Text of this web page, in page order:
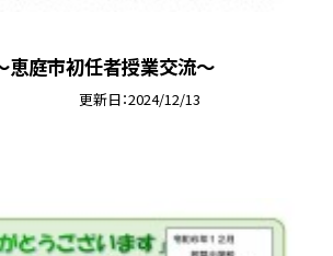
恵庭市初任者授業交流～
更新日 2024/12/13